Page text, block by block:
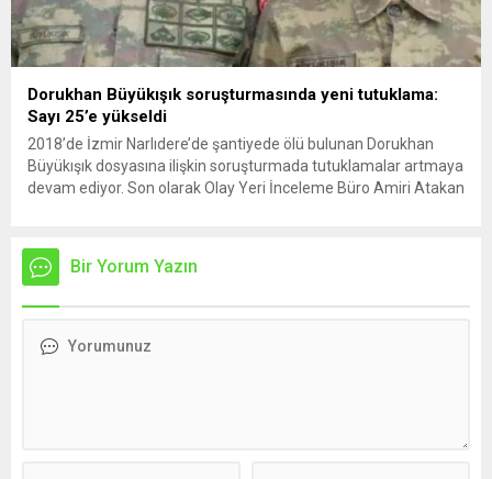
Dorukhan Büyükışık soruşturmasında yeni tutuklama:
Sayı 25’e yükseldi
2018’de İzmir Narlıdere’de şantiyede ölü bulunan Dorukhan
Büyükışık dosyasına ilişkin soruşturmada tutuklamalar artmaya
devam ediyor. Son olarak Olay Yeri İnceleme Büro Amiri Atakan
bulunan Dorukhan Büyükışık’a ilişkin yeniden açılan
soruşturmada tutuklamalar genişliyor. Son olarak dönemin...
Bir Yorum Yazın